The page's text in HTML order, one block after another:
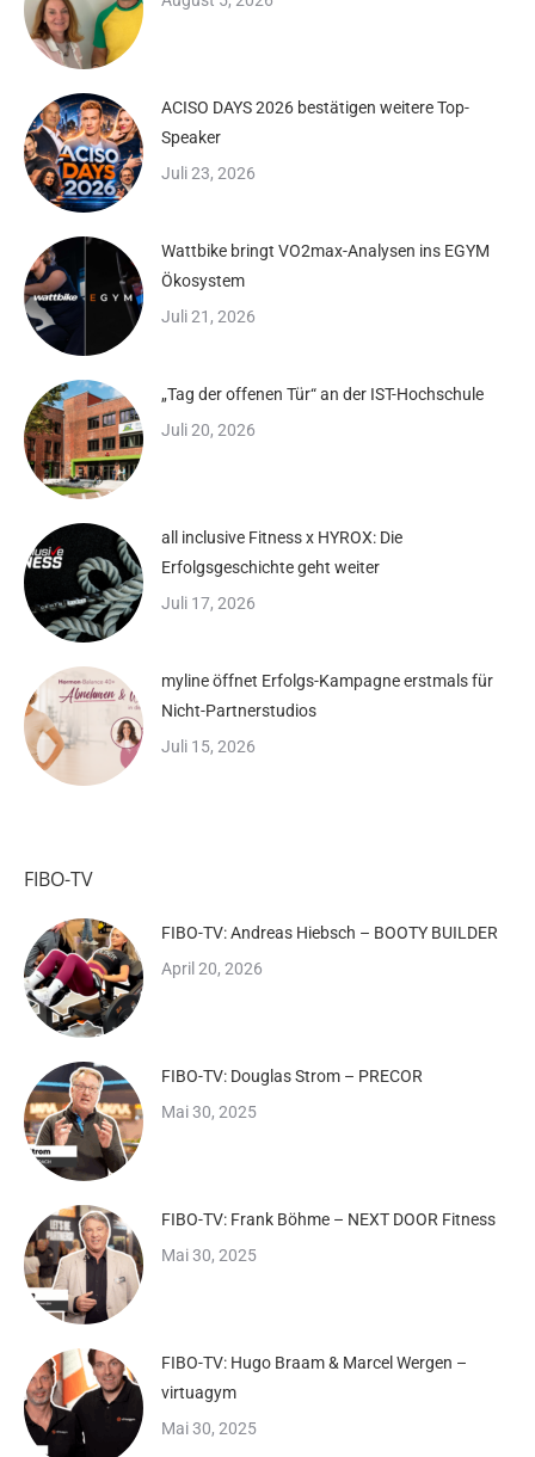
ACISO DAYS 2026 bestätigen weitere Top-
Speaker
Juli 23, 2026
Wattbike bringt VO2max-Analysen ins EGYM
Ökosystem
Juli 21, 2026
„Tag der offenen Tür“ an der IST-Hochschule
Juli 20, 2026
all inclusive Fitness x HYROX: Die
Erfolgsgeschichte geht weiter
Juli 17, 2026
myline öffnet Erfolgs-Kampagne erstmals für
Nicht-Partnerstudios
Juli 15, 2026
FIBO-TV
FIBO-TV: Andreas Hiebsch – BOOTY BUILDER
April 20, 2026
FIBO-TV: Douglas Strom – PRECOR
Mai 30, 2025
FIBO-TV: Frank Böhme – NEXT DOOR Fitness
Mai 30, 2025
FIBO-TV: Hugo Braam & Marcel Wergen –
virtuagym
Mai 30, 2025